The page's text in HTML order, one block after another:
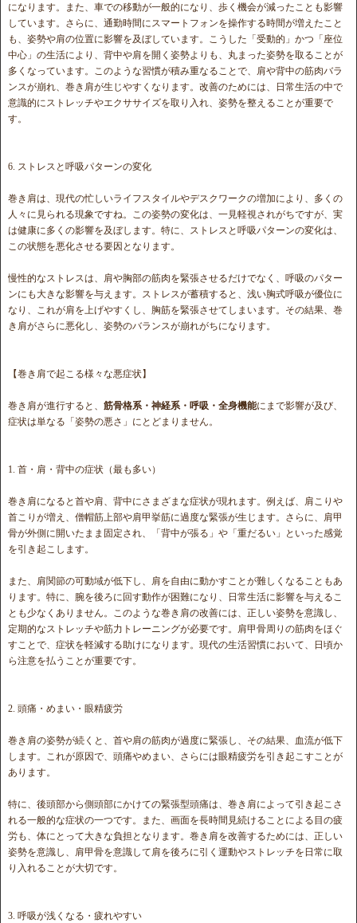
になります。また、車での移動が一般的になり、歩く機会が減ったことも影響
しています。さらに、通勤時間にスマートフォンを操作する時間が増えたこと
も、姿勢や肩の位置に影響を及ぼしています。こうした「受動的」かつ「座位
中心」の生活により、背中や肩を開く姿勢よりも、丸まった姿勢を取ることが
多くなっています。このような習慣が積み重なることで、肩や背中の筋肉バラ
ンスが崩れ、巻き肩が生じやすくなります。改善のためには、日常生活の中で
意識的にストレッチやエクササイズを取り入れ、姿勢を整えることが重要で
す。
6. ストレスと呼吸パターンの変化
巻き肩は、現代の忙しいライフスタイルやデスクワークの増加により、多くの
人々に見られる現象ですね。この姿勢の変化は、一見軽視されがちですが、実
は健康に多くの影響を及ぼします。特に、ストレスと呼吸パターンの変化は、
この状態を悪化させる要因となります。
慢性的なストレスは、肩や胸部の筋肉を緊張させるだけでなく、呼吸のパター
ンにも大きな影響を与えます。ストレスが蓄積すると、浅い胸式呼吸が優位に
なり、これが肩を上げやすくし、胸筋を緊張させてしまいます。その結果、巻
き肩がさらに悪化し、姿勢のバランスが崩れがちになります。
【巻き肩で起こる様々な悪症状】
巻き肩が進行すると、 筋骨格系・神経系・呼吸・全身機能にまで影響が及び、
症状は単なる「姿勢の悪さ」にとどまりません。
1. 首・肩・背中の症状（最も多い）
巻き肩になると首や肩、背中にさまざまな症状が現れます。例えば、肩こりや
首こりが増え、僧帽筋上部や肩甲挙筋に過度な緊張が生じます。さらに、肩甲
骨が外側に開いたまま固定され、「背中が張る」や「重だるい」といった感覚
を引き起こします。
また、肩関節の可動域が低下し、肩を自由に動かすことが難しくなることもあ
ります。特に、腕を後ろに回す動作が困難になり、日常生活に影響を与えるこ
とも少なくありません。このような巻き肩の改善には、正しい姿勢を意識し、
定期的なストレッチや筋力トレーニングが必要です。肩甲骨周りの筋肉をほぐ
すことで、症状を軽減する助けになります。現代の生活習慣において、日頃か
ら注意を払うことが重要です。
2. 頭痛・めまい・眼精疲労
巻き肩の姿勢が続くと、首や肩の筋肉が過度に緊張し、その結果、血流が低下
します。これが原因で、頭痛やめまい、さらには眼精疲労を引き起こすことが
あります。
特に、後頭部から側頭部にかけての緊張型頭痛は、巻き肩によって引き起こさ
れる一般的な症状の一つです。また、画面を長時間見続けることによる目の疲
労も、体にとって大きな負担となります。巻き肩を改善するためには、正しい
姿勢を意識し、肩甲骨を意識して肩を後ろに引く運動やストレッチを日常に取
り入れることが大切です。
3. 呼吸が浅くなる・疲れやすい